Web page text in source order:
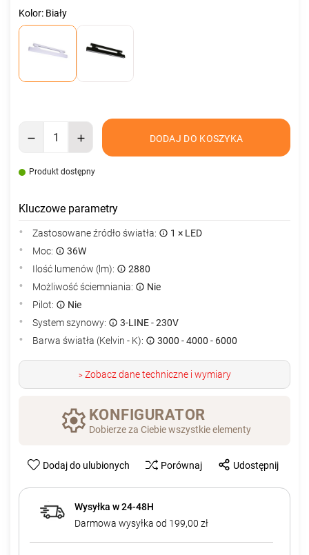
Kolor: Biały
DODAJ DO KOSZYKA
Produkt dostępny
Kluczowe parametry
Zastosowane źródło światła:
1 × LED
Moc:
36W
Ilość lumenów (lm):
2880
Możliwość ściemniania:
Nie
Pilot:
Nie
System szynowy:
3-LINE - 230V
Barwa światła (Kelvin - K):
3000 - 4000 - 6000
>Zobacz dane techniczne i wymiary
KONFIGURATOR
Dobierze za Ciebie wszystkie elementy
Dodaj do ulubionych Porównaj Udostępnij
Wysyłka w 24-48H
Darmowa wysyłka od 199,00 zł